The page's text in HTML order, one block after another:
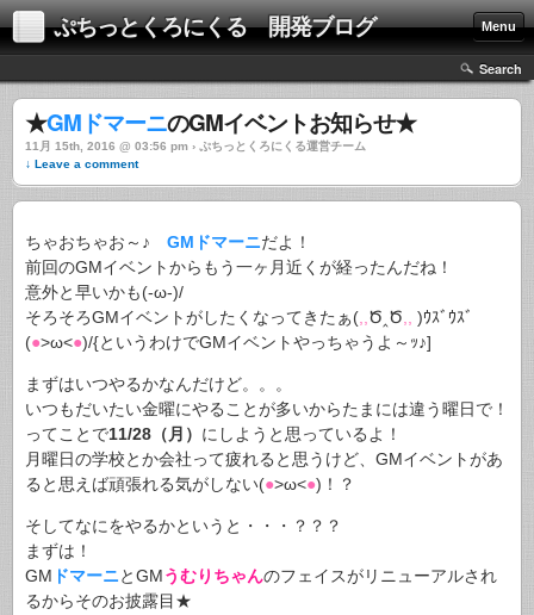
ぷちっとくろにくる 開発ブログ Menu
Search
★GMドマーニのGMイベントお知らせ★
11月 15th, 2016 @ 03:56 pm › ぷちっとくろにくる運営チーム
↓ Leave a comment
ちゃおちゃお～♪ GMドマーニだよ！
前回のGMイベントからもう一ヶ月近くが経ったんだね！
意外と早いかも(-ω-)/
そろそろGMイベントがしたくなってきたぁ( Ծ‸Ծ
)ｳｽﾞｳｽﾞ
(●>ω<●)/{というわけでGMイベントやっちゃうよ～ｯ♪]
まずはいつやるかなんだけど。。。
いつもだいたい金曜にやることが多いからたまには違う曜日で！
ってことで11/28（月） にしようと思っているよ！
月曜日の学校とか会社って疲れると思うけど、GMイベントがあ
ると思えば頑張れる気がしない(●>ω<●)！？
そしてなにをやるかというと・・・？？？
まずは！
GM ドマーニとGMうむりちゃんのフェイスがリニューアルされ
るからそのお披露目★